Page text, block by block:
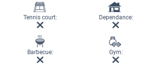
Tennis court:
Barbecue:
Dependance:
Gym: